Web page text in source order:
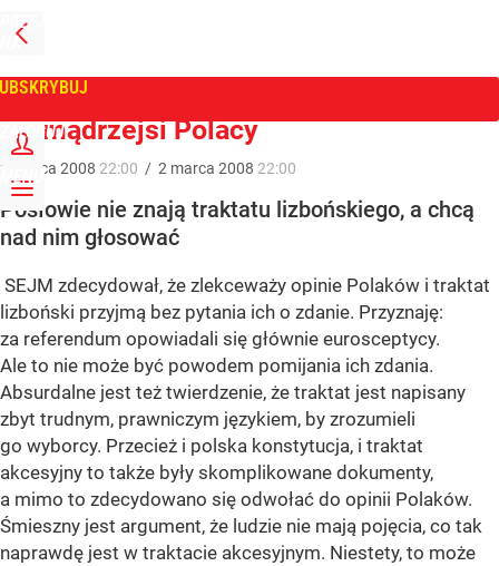
PRZEJDŹ
NA
GŁÓWNĄ
ZALOGUJ
MENU
Tygodnik Wprost
Najmądrzejsi Polacy
2 marca 2008 22:00 / 2 marca 2008 22:00
Posłowie nie znają traktatu lizbońskiego, a chcą
nad nim głosować
SEJM zdecydował, że zlekceważy opinie Polaków i traktat
lizboński przyjmą bez pytania ich o zdanie. Przyznaję:
za referendum opowiadali się głównie eurosceptycy.
Ale to nie może być powodem pomijania ich zdania.
Absurdalne jest też twierdzenie, że traktat jest napisany
zbyt trudnym, prawniczym językiem, by zrozumieli
go wyborcy. Przecież i polska konstytucja, i traktat
akcesyjny to także były skomplikowane dokumenty,
a mimo to zdecydowano się odwołać do opinii Polaków.
Śmieszny jest argument, że ludzie nie mają pojęcia, co tak
naprawdę jest w traktacie akcesyjnym. Niestety, to może